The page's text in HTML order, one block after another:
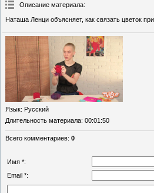
Описание материала:
Наташа Ленци объясняет, как связать цветок
Язык: Русский
Длительность материала: 00:01:50
Всего комментариев: 0
Имя *:
Email *: